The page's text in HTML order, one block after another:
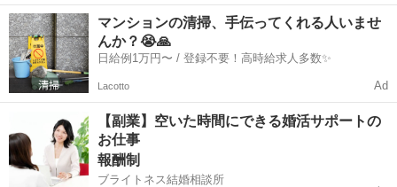
ンターチームのスターティングメンバーを募集します！ 当社は「日本
の専門学校を卒業した優秀な外国人（技人国ビザ）」に特化した人材
紹介事業を行っています...
東京 新宿区 その他
マンションの清掃、手伝ってくれる人いませ
んか？😭🙏
日給例1万円〜 / 登録不要！高時給求人多数✨
Lacotto Ad
【副業】空いた時間にできる婚活サポートの
お仕事
報酬制
ブライトネス結婚相談所